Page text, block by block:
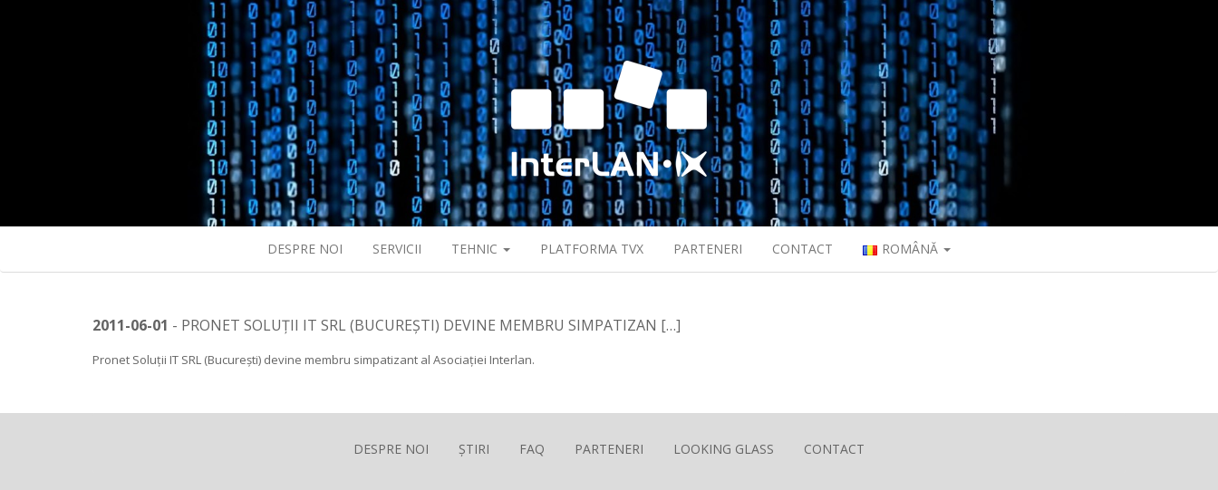
DESPRE NOI SERVICII TEHNIC PLATFORMA TVX PARTENERI CONTACT ROMÂNĂ
2011-06-01 - PRONET SOLUȚII IT SRL (BUCUREȘTI) DEVINE MEMBRU SIMPATIZAN […]
Pronet Soluții IT SRL (București) devine membru simpatizant al Asociației Interlan.
DESPRE NOI ȘTIRI FAQ PARTENERI LOOKING GLASS CONTACT